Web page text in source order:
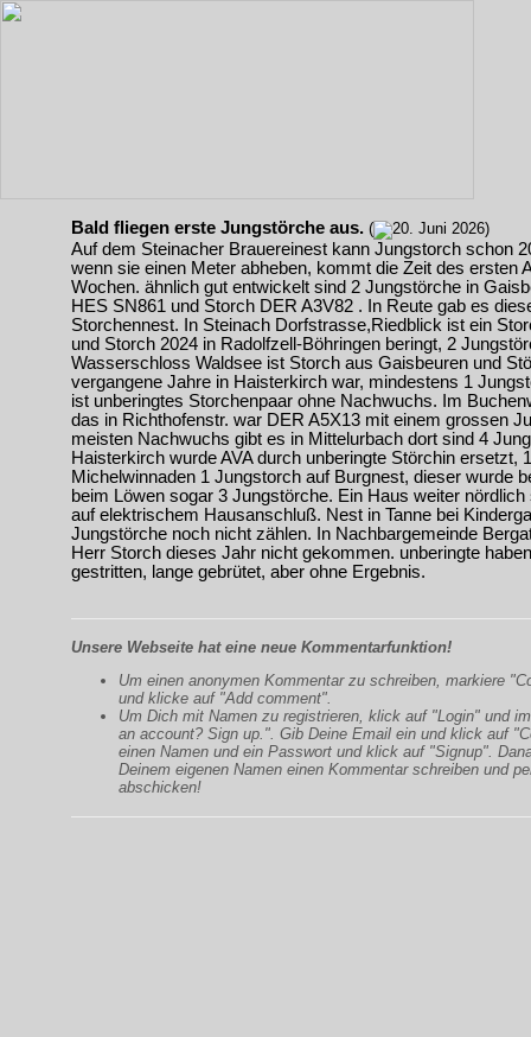
Bald fliegen erste Jungstörche aus. ( 20. Juni 2026)
Auf dem Steinacher Brauereinest kann Jungstorch schon
wenn sie einen Meter abheben, kommt die Zeit des ersten
Wochen. ähnlich gut entwickelt sind 2 Jungstörche in
HES SN861 und Storch DER A3V82 . In Reute gab es
Storchennest. In Steinach Dorfstrasse,Riedblick ist ein
und Storch 2024 in Radolfzell-Böhringen beringt, 2
Wasserschloss Waldsee ist Storch aus Gaisbeuren und
vergangene Jahre in Haisterkirch war, mindestens 1
ist unberingtes Storchenpaar ohne Nachwuchs. Im
das in Richthofenstr. war DER A5X13 mit einem grossen
meisten Nachwuchs gibt es in Mittelurbach dort sind 4
Haisterkirch wurde AVA durch unberingte Störchin ersetzt,
Michelwinnaden 1 Jungstorch auf Burgnest, dieser wurde
beim Löwen sogar 3 Jungstörche. Ein Haus weiter
auf elektrischem Hausanschluß. Nest in Tanne bei
Jungstörche noch nicht zählen. In Nachbargemeinde
Herr Storch dieses Jahr nicht gekommen. unberingte
gestritten, lange gebrütet, aber ohne Ergebnis.
Unsere Webseite hat eine neue Kommentarfunktion!
Um einen anonymen Kommentar zu schreiben, markiere
und klicke auf "Add comment".
Um Dich mit Namen zu registrieren, klick auf "Login" und
an account? Sign up.". Gib Deine Email ein und klick auf
einen Namen und ein Passwort und klick auf "Signup".
Deinem eigenen Namen einen Kommentar schreiben und
abschicken!